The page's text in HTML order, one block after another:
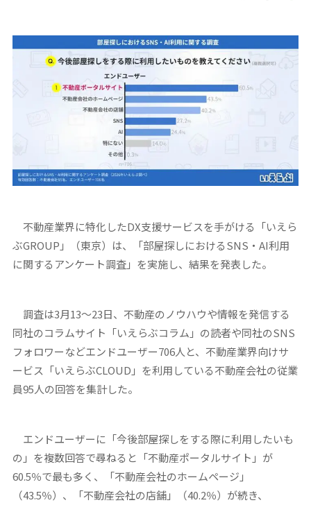
不動産業界に特化したDX支援サービスを手がける「いえら
ぶGROUP」（東京）は、「部屋探しにおけるSNS・AI利用
に関するアンケート調査」を実施し、結果を発表した。
調査は3月13～23日、不動産のノウハウや情報を発信する
同社のコラムサイト「いえらぶコラム」の読者や同社のSNS
フォロワーなどエンドユーザー706人と、不動産業界向けサ
ービス「いえらぶCLOUD」を利用している不動産会社の従業
員95人の回答を集計した。
エンドユーザーに「今後部屋探しをする際に利用したいも
の」を複数回答で尋ねると「不動産ポータルサイト」が
60.5％で最も多く、「不動産会社のホームページ」
（43.5％）、「不動産会社の店舗」（40.2％）が続き、